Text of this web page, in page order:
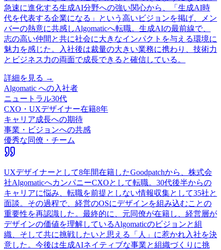
急速に進化する生成AI分野への強い関心から、「生成AI時
代を代表する企業になる」という高いビジョンを掲げ、メン
バーの熱意に共感しAlgomaticへ転職。生成AIの最前線で、
志の高い仲間と共に社会に大きなインパクトを与える環境に
魅力を感じた。入社後は裁量の大きい業務に携わり、技術力
とビジネス力の両面で成長できると確信している。
詳細を見る →
Algomatic への入社者
ニュートラル30代
CXO・UXデザイナー在籍8年
キャリア成長への期待
事業・ビジョンへの共感
優秀な同僚・チーム
UXデザイナーとして8年間在籍したGoodpatchから、株式会
社AlgomaticへカンパニーCXOとして転職。30代後半からの
キャリアに悩み、転職を前提としない情報収集として35社と
面談。その過程で、経営のOSにデザインを組み込むことの
重要性を再認識した。最終的に、元同僚が在籍し、経営層が
デザインの価値を理解しているAlgomaticのビジョンと組
織、そして共に挑戦したいと思える「人」に惹かれ入社を決
意した。今後は生成AIネイティブな事業と組織づくりに挑